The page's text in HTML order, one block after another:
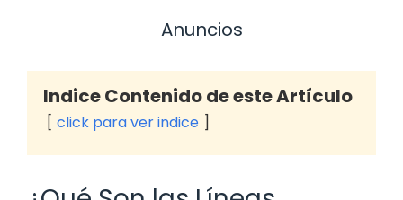
Anuncios
Indice Contenido de este Artículo
click para ver indice